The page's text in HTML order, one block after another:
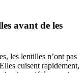
avant de les
les lentilles n’ont pas
cuisent rapidement,